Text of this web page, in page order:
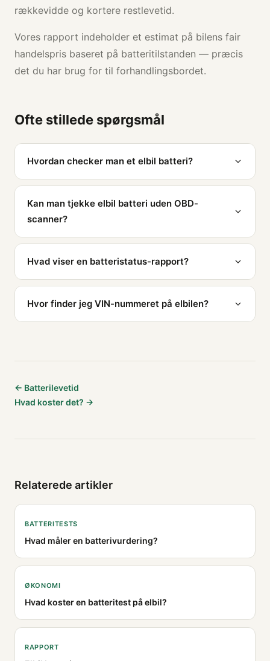
rækkevidde og kortere restlevetid.
Vores rapport indeholder et estimat på bilens fair
handelspris baseret på batteritilstanden — præcis
det du har brug for til forhandlingsbordet.
Ofte stillede spørgsmål
Hvordan checker man et elbil batteri?
Kan man tjekke elbil batteri uden OBD-
scanner?
Hvad viser en batteristatus-rapport?
Hvor finder jeg VIN-nummeret på elbilen?
← Batterilevetid
Hvad koster det? →
Relaterede artikler
BATTERITESTS
Hvad måler en batterivurdering?
ØKONOMI
Hvad koster en batteritest på elbil?
RAPPORT